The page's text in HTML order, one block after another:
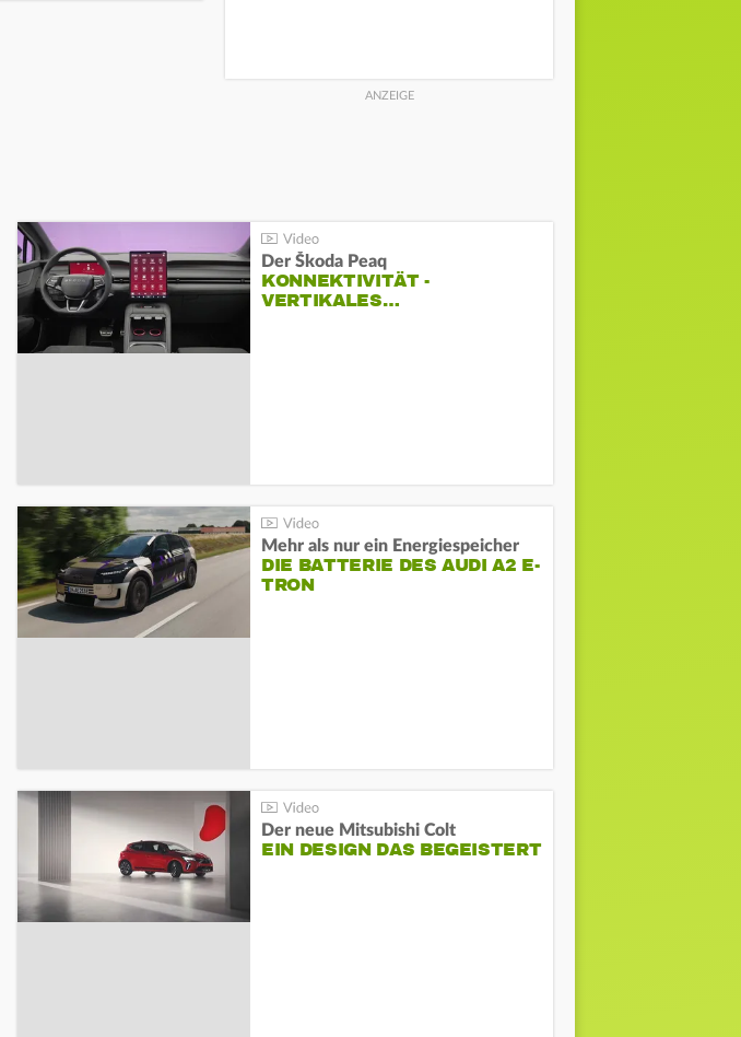
Der Škoda Peaq
KONNEKTIVITÄT -
VERTIKALES…
Mehr als nur ein Energiespeicher
DIE BATTERIE DES AUDI A2 E-
TRON
Der neue Mitsubishi Colt
EIN DESIGN DAS BEGEISTERT